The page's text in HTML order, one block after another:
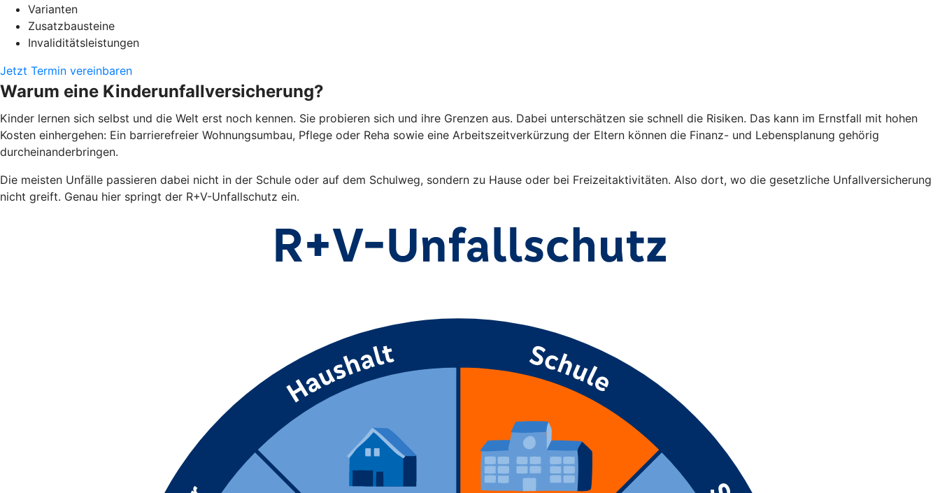
Varianten
Zusatzbausteine
Invaliditätsleistungen
Jetzt Termin vereinbaren
Warum eine Kinderunfallversicherung?
Kinder lernen sich selbst und die Welt erst noch kennen. Sie probieren sich und ihre Grenzen aus. Dabei unterschätzen sie schnell die Risiken. Das kann im Ernstfall mit hohen
Kosten einhergehen: Ein barrierefreier Wohnungsumbau, Pflege oder Reha sowie eine Arbeitszeitverkürzung der Eltern können die Finanz- und Lebensplanung gehörig
durcheinanderbringen.
Die meisten Unfälle passieren dabei nicht in der Schule oder auf dem Schulweg, sondern zu Hause oder bei Freizeitaktivitäten. Also dort, wo die gesetzliche Unfallversicherung
nicht greift. Genau hier springt der R+V-Unfallschutz ein.